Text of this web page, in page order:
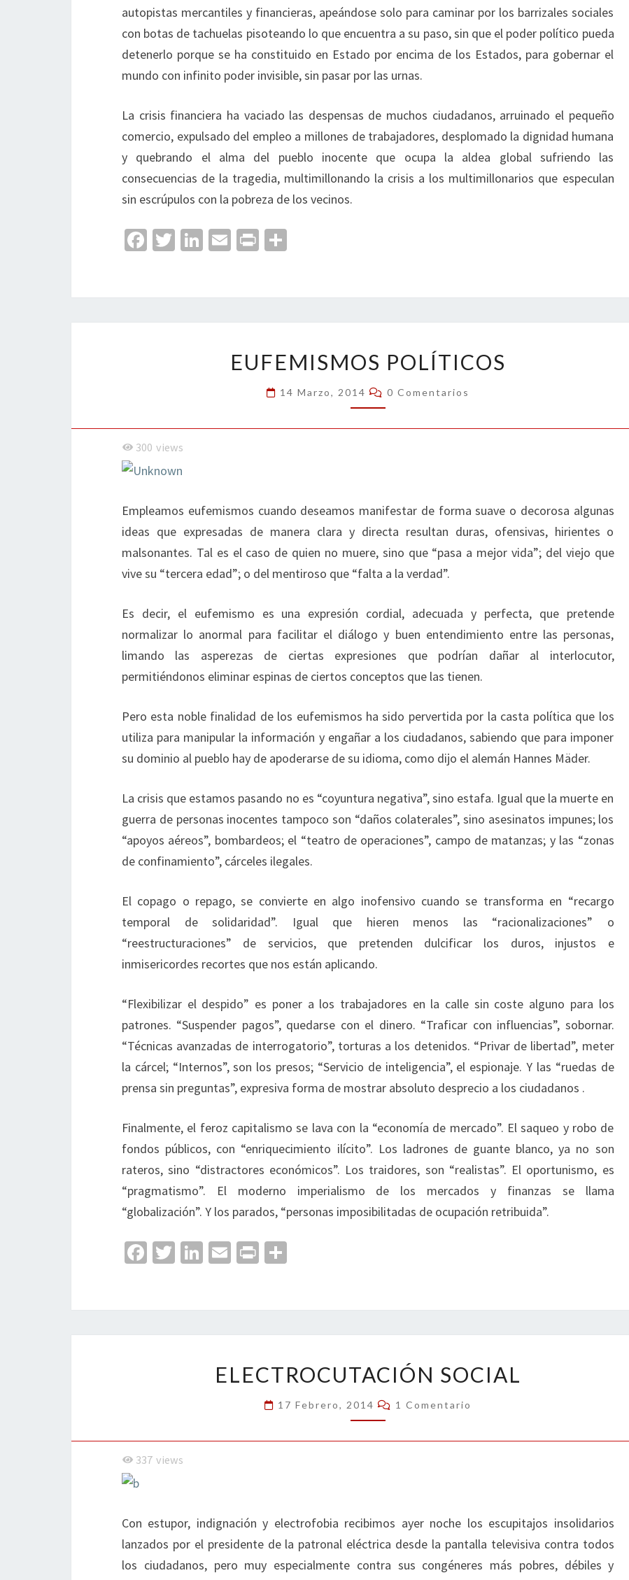
autopistas mercantiles y financieras, apeándose solo para caminar por los barrizales sociales
con botas de tachuelas pisoteando lo que encuentra a su paso, sin que el poder político pueda
detenerlo porque se ha constituido en Estado por encima de los Estados, para gobernar el
mundo con infinito poder invisible, sin pasar por las urnas.
La crisis financiera ha vaciado las despensas de muchos ciudadanos, arruinado el pequeño
comercio, expulsado del empleo a millones de trabajadores, desplomado la dignidad humana
y quebrando el alma del pueblo inocente que ocupa la aldea global sufriendo las
consecuencias de la tragedia, multimillonando la crisis a los multimillonarios que especulan
sin escrúpulos con la pobreza de los vecinos.
Fa
o
T
Li
n
E
Pr
ar
tir
POLÍTICOS
EUFEMISMOS POLÍTICOS
14 Marzo, 2014 Comentarios
0 Comentarios
300 views
Empleamos eufemismos cuando deseamos manifestar de forma suave o decorosa algunas
ideas que expresadas de manera clara y directa resultan duras, ofensivas, hirientes o
malsonantes. Tal es el caso de quien no muere, sino que “pasa a mejor vida”; del viejo que
vive su “tercera edad”; o del mentiroso que “falta a la verdad”.
Es decir, el eufemismo es una expresión cordial, adecuada y perfecta, que pretende
normalizar lo anormal para facilitar el diálogo y buen entendimiento entre las personas,
limando las asperezas de ciertas expresiones que podrían dañar al interlocutor,
permitiéndonos eliminar espinas de ciertos conceptos que las tienen.
Pero esta noble finalidad de los eufemismos ha sido pervertida por la casta política que los
utiliza para manipular la información y engañar a los ciudadanos, sabiendo que para imponer
su dominio al pueblo hay de apoderarse de su idioma, como dijo el alemán Hannes Mäder.
La crisis que estamos pasando no es “coyuntura negativa”, sino estafa. Igual que la muerte en
guerra de personas inocentes tampoco son “daños colaterales”, sino asesinatos impunes; los
“apoyos aéreos”, bombardeos; el “teatro de operaciones”, campo de matanzas; y las “zonas
de confinamiento”, cárceles ilegales.
El copago o repago, se convierte en algo inofensivo cuando se transforma en “recargo
temporal de solidaridad”. Igual que hieren menos las “racionalizaciones” o
“reestructuraciones” de servicios, que pretenden dulcificar los duros, injustos e
inmisericordes recortes que nos están aplicando.
“Flexibilizar el despido” es poner a los trabajadores en la calle sin coste alguno para los
patrones. “Suspender pagos”, quedarse con el dinero. “Traficar con influencias”, sobornar.
“Técnicas avanzadas de interrogatorio”, torturas a los detenidos. “Privar de libertad”, meter
la cárcel; “Internos”, son los presos; “Servicio de inteligencia”, el espionaje. Y las “ruedas de
prensa sin preguntas”, expresiva forma de mostrar absoluto desprecio a los ciudadanos .
Finalmente, el feroz capitalismo se lava con la “economía de mercado”. El saqueo y robo de
fondos públicos, con “enriquecimiento ilícito”. Los ladrones de guante blanco, ya no son
rateros, sino “distractores económicos”. Los traidores, son “realistas”. El oportunismo, es
“pragmatismo”. El moderno imperialismo de los mercados y finanzas se llama
“globalización”. Y los parados, “personas imposibilitadas de ocupación retribuida”.
Fa
o
T
Li
n
E
Pr
ar
tir
SOCIAL
ELECTROCUTACIÓN SOCIAL
17 Febrero, 2014 Comentarios
1 Comentario
337 views
Con estupor, indignación y electrofobia recibimos ayer noche los escupitajos insolidarios
lanzados por el presidente de la patronal eléctrica desde la pantalla televisiva contra todos
los ciudadanos, pero muy especialmente contra sus congéneres más pobres, débiles y